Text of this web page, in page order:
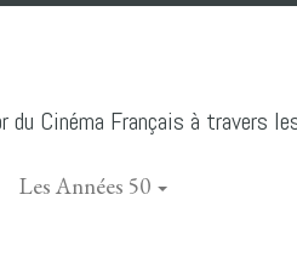
du Cinéma Français à travers
Les Années 50